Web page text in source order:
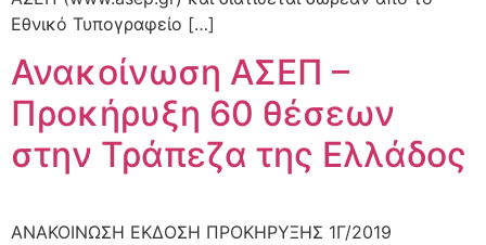
Εθνικό Τυπογραφείο […]
Ανακοίνωση ΑΣΕΠ –
Προκήρυξη 60 θέσεων
στην Τράπεζα της Ελλάδος
ΑΝΑΚΟΙΝΩΣΗ ΕΚΔΟΣΗ ΠΡΟΚΗΡΥΞΗΣ 1Γ/2019